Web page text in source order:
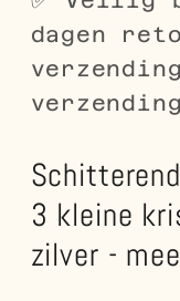
dagen
3 kleine
zilver -